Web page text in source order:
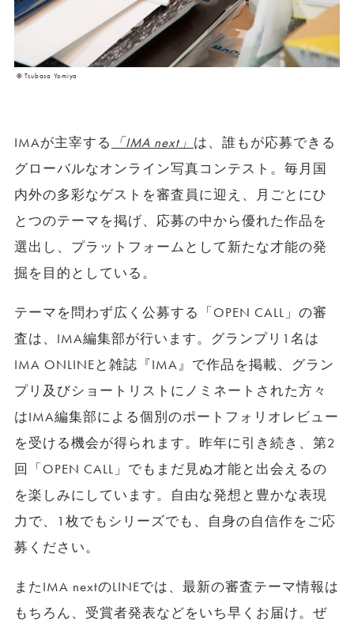
© Tsubasa Yomiya
IMAが主宰する 「IMA next」 は、誰もが応募できる
グローバルなオンライン写真コンテスト。毎月国
内外の多彩なゲストを審査員に迎え、月ごとにひ
とつのテーマを掲げ、応募の中から優れた作品を
選出し、プラットフォームとして新たな才能の発
掘を目的としている。
テーマを問わず広く公募する「OPEN CALL」の審
査は、IMA編集部が行います。グランプリ1名は
IMA ONLINEと雑誌『IMA』で作品を掲載、グラン
プリ及びショートリストにノミネートされた方々
はIMA編集部による個別のポートフォリオレビュー
を受ける機会が得られます。昨年に引き続き、第2
回「OPEN CALL」でもまだ見ぬ才能と出会えるの
を楽しみにしています。自由な発想と豊かな表現
力で、1枚でもシリーズでも、自身の自信作をご応
募ください。
またIMA nextのLINEでは、最新の審査テーマ情報は
もちろん、受賞者発表などをいち早くお届け。ぜ